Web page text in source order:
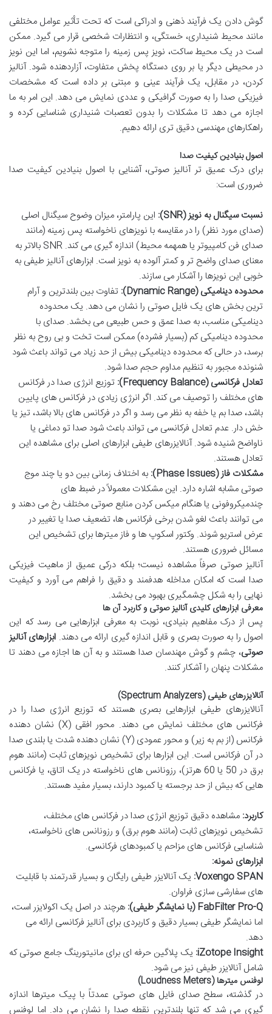
گوش دادن یک فرآیند ذهنی و ادراکی است که تحت تأثیر عوامل مختلفی
مانند محیط شنیداری، خستگی، و انتظارات شخصی قرار می گیرد. ممکن
است در یک محیط ساکت، نویز پس زمینه را متوجه نشویم، اما این نویز
در محیطی دیگر یا بر روی دستگاه پخش متفاوت، آزاردهنده شود. آنالیز
کردن، در مقابل، یک فرآیند عینی و مبتنی بر داده است که مشخصات
فیزیکی صدا را به صورت گرافیکی و عددی نمایش می دهد. این امر به ما
اجازه می دهد تا مشکلات را بدون تعصبات شنیداری شناسایی کرده و
راهکارهای مهندسی دقیق تری ارائه دهیم.
اصول بنیادین کیفیت صدا
برای درک عمیق تر آنالیز صوتی، آشنایی با اصول بنیادین کیفیت صدا
ضروری است:
نسبت سیگنال به نویز (SNR):
این پارامتر، میزان وضوح سیگنال اصلی
(صدای مورد نظر) را در مقایسه با نویزهای ناخواسته پس زمینه (مانند
صدای فن کامپیوتر یا همهمه محیط) اندازه گیری می کند. SNR بالاتر به
معنای صدای واضح تر و کمتر آلوده به نویز است. ابزارهای آنالیز طیفی به
خوبی این نویزها را آشکار می سازند.
محدوده دینامیکی (Dynamic Range):
تفاوت بین بلندترین و آرام
ترین بخش های یک فایل صوتی را نشان می دهد. یک محدوده
دینامیکی مناسب، به صدا عمق و حس طبیعی می بخشد. صدای با
محدوده دینامیکی کم (بسیار فشرده) ممکن است تخت و بی روح به نظر
برسد، در حالی که محدوده دینامیکی بیش از حد زیاد می تواند باعث شود
شنونده مجبور به تنظیم مداوم حجم صدا شود.
تعادل فرکانسی (Frequency Balance):
توزیع انرژی صدا در فرکانس
های مختلف را توصیف می کند. اگر انرژی زیادی در فرکانس های پایین
باشد، صدا بم یا خفه به نظر می رسد و اگر در فرکانس های بالا باشد، تیز یا
خش دار. عدم تعادل فرکانسی می تواند باعث شود صدا تو دماغی یا
ناواضح شنیده شود. آنالایزرهای طیفی ابزارهای اصلی برای مشاهده این
تعادل هستند.
مشکلات فاز (Phase Issues):
به اختلاف زمانی بین دو یا چند موج
صوتی مشابه اشاره دارد. این مشکلات معمولاً در ضبط های
چندمیکروفونی یا هنگام میکس کردن منابع صوتی مختلف رخ می دهند و
می توانند باعث لغو شدن برخی فرکانس ها، تضعیف صدا یا تغییر در
عرض استریو شوند. وکتور اسکوپ ها و فاز میترها برای تشخیص این
مسائل ضروری هستند.
آنالیز صوتی صرفاً مشاهده نیست؛ بلکه درکی عمیق از ماهیت فیزیکی
صدا است که امکان مداخله هدفمند و دقیق را فراهم می آورد و کیفیت
نهایی را به شکل چشمگیری بهبود می بخشد.
معرفی ابزارهای کلیدی آنالیز صوتی و کاربرد آن ها
پس از درک مفاهیم بنیادی، نوبت به معرفی ابزارهایی می رسد که این
اصول را به صورت بصری و قابل اندازه گیری ارائه می دهند. ابزارهای آنالیز
صوتی، چشم و گوش مهندسان صدا هستند و به آن ها اجازه می دهند تا
مشکلات پنهان را آشکار کنند.
آنالایزرهای طیفی (Spectrum Analyzers)
آنالایزرهای طیفی ابزارهایی بصری هستند که توزیع انرژی صدا را در
فرکانس های مختلف نمایش می دهند. محور افقی (X) نشان دهنده
فرکانس (از بم به زیر) و محور عمودی (Y) نشان دهنده شدت یا بلندی صدا
در آن فرکانس است. این ابزارها برای تشخیص نویزهای ثابت (مانند هوم
برق در 50 یا 60 هرتز)، رزونانس های ناخواسته در یک اتاق، یا فرکانس
هایی که بیش از حد برجسته یا کمبود دارند، بسیار مفید هستند.
کاربرد: مشاهده دقیق توزیع انرژی صدا در فرکانس های مختلف،
تشخیص نویزهای ثابت (مانند هوم برق) و رزونانس های ناخواسته،
شناسایی فرکانس های مزاحم یا کمبودهای فرکانسی.
ابزارهای نمونه:
Voxengo SPAN: یک آنالایزر طیفی رایگان و بسیار قدرتمند با قابلیت
های سفارشی سازی فراوان.
FabFilter Pro-Q (با نمایشگر طیفی):
هرچند در اصل یک اکولایزر است،
اما نمایشگر طیفی بسیار دقیق و کاربردی برای آنالیز فرکانسی ارائه می
دهد.
iZotope Insight: یک پلاگین حرفه ای برای مانیتورینگ جامع صوتی که
شامل آنالایزر طیفی نیز می شود.
لوفنس میترها (Loudness Meters)
در گذشته، سطح صدای فایل های صوتی عمدتاً با پیک میترها اندازه
گیری می شد که تنها بلندترین نقطه صدا را نشان می داد. اما لوفنس